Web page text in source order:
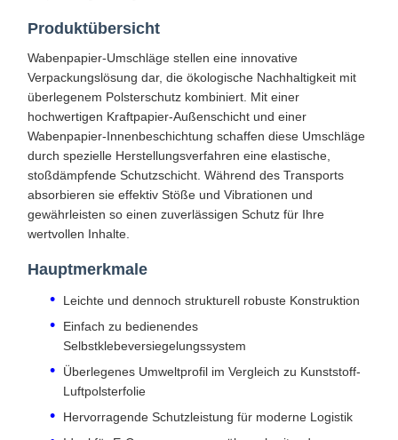
Produktübersicht
Wabenpapier-Umschläge stellen eine innovative
Verpackungslösung dar, die ökologische Nachhaltigkeit mit
überlegenem Polsterschutz kombiniert. Mit einer
hochwertigen Kraftpapier-Außenschicht und einer
Wabenpapier-Innenbeschichtung schaffen diese Umschläge
durch spezielle Herstellungsverfahren eine elastische,
stoßdämpfende Schutzschicht. Während des Transports
absorbieren sie effektiv Stöße und Vibrationen und
gewährleisten so einen zuverlässigen Schutz für Ihre
wertvollen Inhalte.
Hauptmerkmale
Leichte und dennoch strukturell robuste Konstruktion
Einfach zu bedienendes
Selbstklebeversiegelungssystem
Überlegenes Umweltprofil im Vergleich zu Kunststoff-
Luftpolsterfolie
Hervorragende Schutzleistung für moderne Logistik